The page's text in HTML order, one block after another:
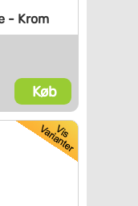
- Krom
Køb